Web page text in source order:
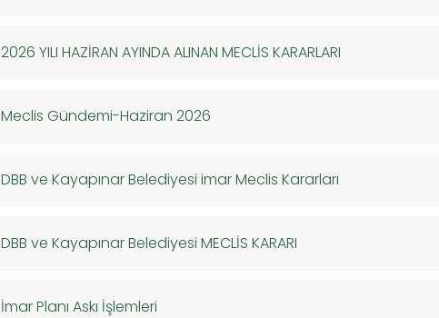
2026 YILI HAZİRAN AYINDA ALINAN MECLİS KARARLARI
Meclis Gündemi-Haziran 2026
DBB ve Kayapınar Belediyesi imar Meclis Kararları
DBB ve Kayapınar Belediyesi MECLİS KARARI
İmar Planı Askı İşlemleri